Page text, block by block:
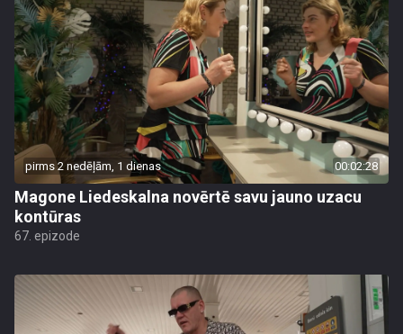
pirms 2 nedēļām, 1 dienas 00:02:28
Magone Liedeskalna novērtē savu jauno uzacu
kontūras
67. epizode